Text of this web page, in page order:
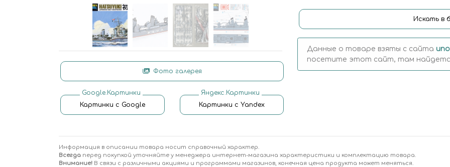
Фото галерея
Google.Картинки
Картинки с Google
Яндекс.Картинки
Картинки с Yandex
Искать в
Данные о товаре взяты с сайта
посетите этот сайт, там
Информация в описании товара носит справочный характер.
Всегда перед покупкой уточняйте у менеджера интернет-магазина характеристики и комплектацию товара.
Внимание! В связи с различными акциями и программами магазинов, конечная цена продукта может меняться.